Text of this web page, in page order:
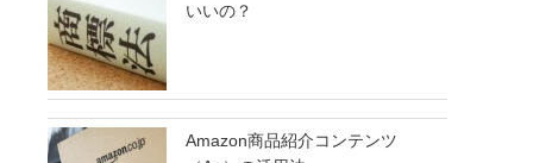
いいの？
Amazon商品紹介コンテンツ